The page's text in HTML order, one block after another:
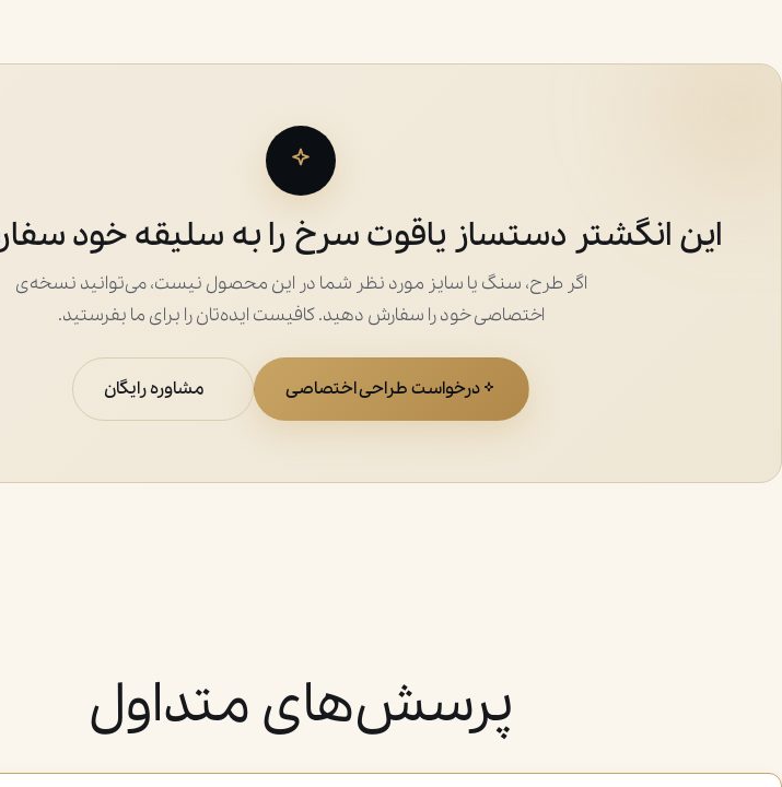
این انگشتر دستساز یاقوت سرخ را به سلیقه خود
اگر طرح، سنگ یا سایز مورد نظر شما در این محصول نیست، می‌توانید نسخه‌ی
اختصاصی خود را سفارش دهید. کافیست ایده‌تان را برای ما بفرستید.
درخواست طراحی اختصاصی مشاوره رایگان
پرسش‌های متداول